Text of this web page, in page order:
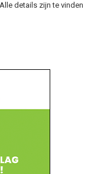
details zijn te vinden